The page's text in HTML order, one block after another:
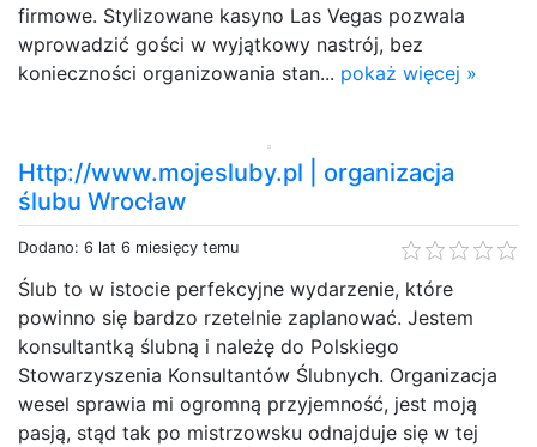
firmowe. Stylizowane kasyno Las Vegas pozwala
wprowadzić gości w wyjątkowy nastrój, bez
konieczności organizowania stan... pokaż więcej »
Http://www.mojesluby.pl | organizacja
ślubu Wrocław
Dodano: 6 lat 6 miesięcy temu
Ślub to w istocie perfekcyjne wydarzenie, które
powinno się bardzo rzetelnie zaplanować. Jestem
konsultantką ślubną i należę do Polskiego
Stowarzyszenia Konsultantów Ślubnych. Organizacja
wesel sprawia mi ogromną przyjemność, jest moją
pasją, stąd tak po mistrzowsku odnajduje się w tej